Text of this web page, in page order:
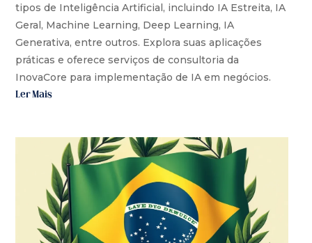
tipos de Inteligência Artificial, incluindo IA Estreita, IA
Geral, Machine Learning, Deep Learning, IA
Generativa, entre outros. Explora suas aplicações
práticas e oferece serviços de consultoria da
InovaCore para implementação de IA em negócios.
Ler Mais